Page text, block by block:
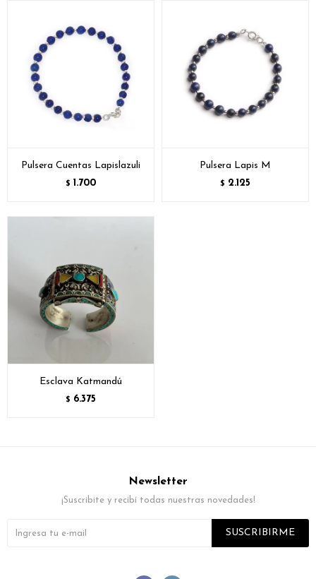
Pulsera Cuentas Lapislazuli
$ 1.700
Pulsera Lapis M
$ 2.125
Esclava Katmandú
$ 6.375
Newsletter
¡Suscribite y recibí todas nuestras novedades!
SUSCRIBIRME